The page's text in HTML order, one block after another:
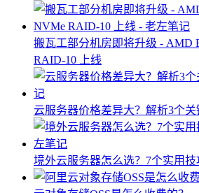
搬瓦工部分机房即将升级 - AMD
RAID-10 上线
云服务器价格差异大？解析3个
境外云服务器怎么选？7个实用